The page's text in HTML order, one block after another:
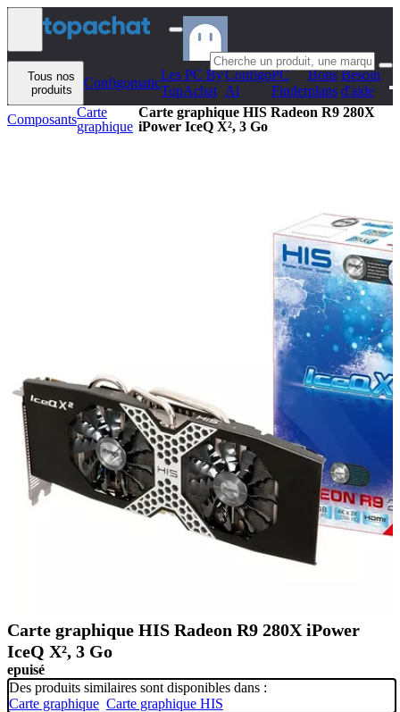
Aller au contenu
Tous nos
produits
Configomatic
Les PC By
TopAchat
Configo
Ai
PC
Finder
Bons
plans
Besoin
d'aide
ComposantsCarte
graphique
Carte graphique HIS Radeon R9 280X
iPower IceQ X², 3 Go
Carte graphique HIS Radeon R9 280X iPower
IceQ X², 3 Go
epuisé
Des produits similaires sont disponibles dans :
Carte graphique Carte graphique HIS